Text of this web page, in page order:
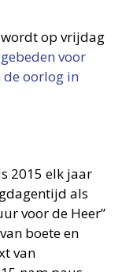
op vrijdag
gebeden voor
de oorlog in
2015 elk jaar
als
voor de Heer”
boete en
van